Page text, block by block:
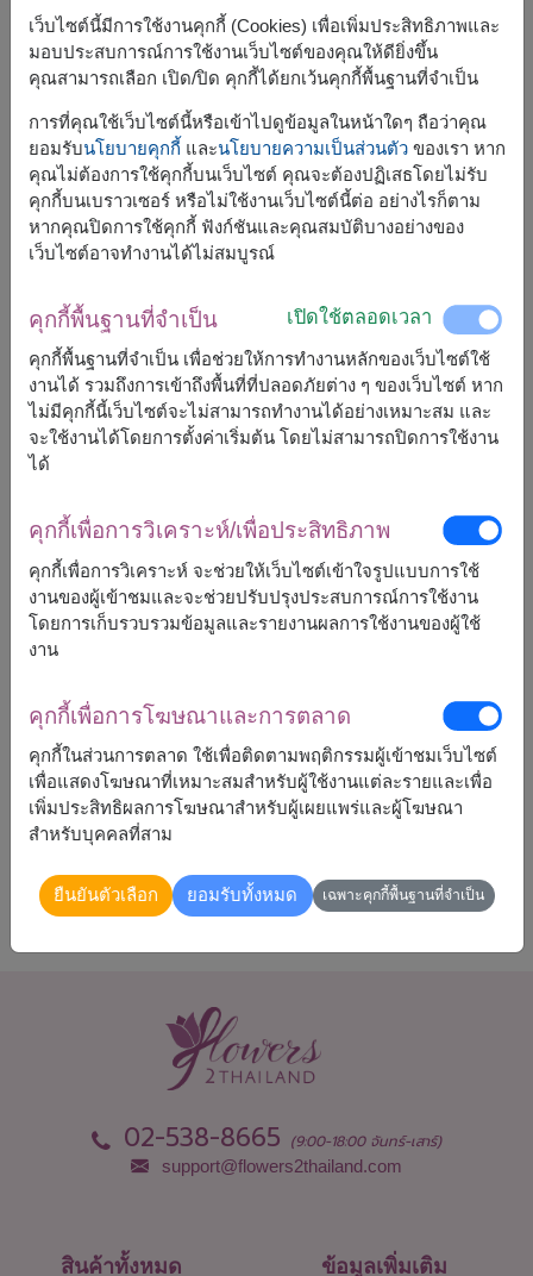
ขนาดโดยประมาณ:
สูง : 45 ซม. (ส่วนสูงนั่ง)
ตุ๊กตาลูกสุนัขสุดน่ารักที่มาพร้อมกุหลาบแดงประดิษฐ์ ของ
ขวัญสุดพิเศษที่มอบรอยยิ้มและเป็นสัญลักษณ์แห่งความ
ตกแต่งด้วยดอกไม้ประดิษฐ์
เริ่มต้นที่ 2,190
จัดส่งได้
ทั่วประเทศ
02-538-8665 (9:00-18:00 จันทร์-เสาร์)
support@flowers2thailand.com
สินค้าทั้งหมด ข้อมูลเพิ่มเติม
เว็บไซต์นี้มีการใช้งานคุกกี้ (Cookies) เพื่อเพิ่มประสิทธิภาพและ
มอบประสบการณ์การใช้งานเว็บไซต์ของคุณให้ดียิ่งขึ้น
คุณสามารถเลือก เปิด/ปิด คุกกี้ได้ยกเว้นคุกกี้พื้นฐานที่จำเป็น
การที่คุณใช้เว็บไซต์นี้หรือเข้าไปดูข้อมูลในหน้าใดๆ ถือว่าคุณ
ยอมรับนโยบายคุกกี้ และนโยบายความเป็นส่วนตัวของเรา หาก
คุณไม่ต้องการใช้คุกกี้บนเว็บไซต์ คุณจะต้องปฏิเสธโดยไม่รับ
คุกกี้บนเบราวเซอร์ หรือไม่ใช้งานเว็บไซต์นี้ต่อ อย่างไรก็ตาม
หากคุณปิดการใช้คุกกี้ ฟังก์ชันและคุณสมบัติบางอย่างของ
เว็บไซต์อาจทำงานได้ไม่สมบูรณ์
คุกกี้พื้นฐานที่จำเป็น เปิดใช้ตลอดเวลา
คุกกี้พื้นฐานที่จำเป็น เพื่อช่วยให้การทำงานหลักของเว็บไซต์ใช้
งานได้ รวมถึงการเข้าถึงพื้นที่ที่ปลอดภัยต่าง ๆ ของเว็บไซต์ หาก
ไม่มีคุกกี้นี้เว็บไซต์จะไม่สามารถทำงานได้อย่างเหมาะสม และ
จะใช้งานได้โดยการตั้งค่าเริ่มต้น โดยไม่สามารถปิดการใช้งาน
ได้
คุกกี้เพื่อการวิเคราะห์/เพื่อประสิทธิภาพ
คุกกี้เพื่อการวิเคราะห์ จะช่วยให้เว็บไซต์เข้าใจรูปแบบการใช้
งานของผู้เข้าชมและจะช่วยปรับปรุงประสบการณ์การใช้งาน
โดยการเก็บรวบรวมข้อมูลและรายงานผลการใช้งานของผู้ใช้
งาน
คุกกี้เพื่อการโฆษณาและการตลาด
คุกกี้ในส่วนการตลาด ใช้เพื่อติดตามพฤติกรรมผู้เข้าชมเว็บไซต์
เพื่อแสดงโฆษณาที่เหมาะสมสำหรับผู้ใช้งานแต่ละรายและเพื่อ
เพิ่มประสิทธิผลการโฆษณาสำหรับผู้เผยแพร่และผู้โฆษณา
สำหรับบุคคลที่สาม
ยืนยันตัวเลือก ยอมรับทั้งหมด เฉพาะคุกกี้พื้นฐานที่จำเป็น